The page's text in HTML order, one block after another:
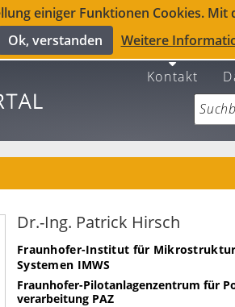
einiger Funktionen Cookies.
Ok, verstanden
Weitere
Kontakt
Dr.-Ing. Patrick Hirsch
Fraunhofer-Institut für
Systemen IMWS
Fraunhofer-Pilotanlagenzentrum für
verarbeitung PAZ